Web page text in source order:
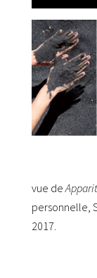
vue de
personnelle,
2017.